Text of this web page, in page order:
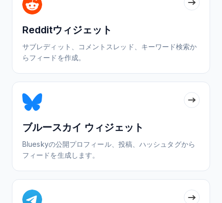
Redditウィジェット
サブレディット、コメントスレッド、キーワード検索か
らフィードを作成。
ブルースカイ ウィジェット
Blueskyの公開プロフィール、投稿、ハッシュタグから
フィードを生成します。